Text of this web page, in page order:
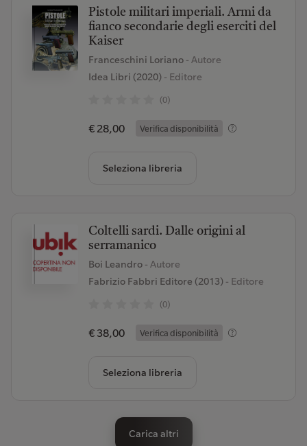
Pistole militari imperiali. Armi da
fianco secondarie degli eserciti del
Kaiser
Franceschini Loriano - Autore
Idea Libri (2020)- Editore
(0)
€ 28,00 Verifica disponibilità
Seleziona libreria
Coltelli sardi. Dalle origini al
serramanico
Boi Leandro - Autore
Fabrizio Fabbri Editore (2013)- Editore
(0)
€ 38,00 Verifica disponibilità
Seleziona libreria
Carica altri